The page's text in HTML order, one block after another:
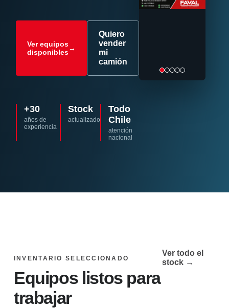
Ver equipos
disponibles→
Quiero
vender
mi
camión
+30
años de
experiencia
Stock
actualizado
Todo
Chile
atención
nacional
INVENTARIO SELECCIONADO
Equipos listos para
trabajar
Ver todo el
stock →